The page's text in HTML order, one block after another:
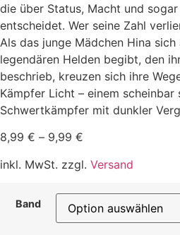
die über Status, Macht und
entscheidet. Wer seine Zahl
Als das junge Mädchen Hina
legendären Helden begibt, den
beschrieb, kreuzen sich ihre
Kämpfer Licht – einem scheinbar
Schwertkämpfer mit dunkler
8,99 € – 9,99 €
inkl. MwSt. zzgl. Versand
Band